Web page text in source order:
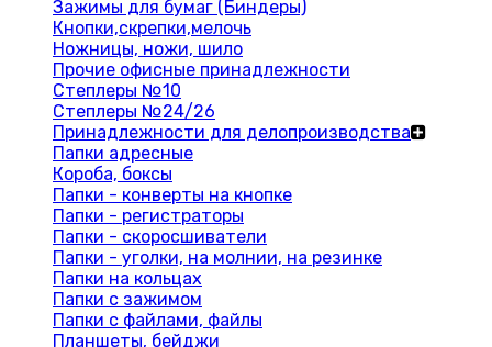
Зажимы для бумаг (Биндеры)
Кнопки,скрепки,мелочь
Ножницы, ножи, шило
Прочие офисные принадлежности
Степлеры №10
Степлеры №24/26
Принадлежности для делопроизводства
Папки адресные
Короба, боксы
Папки - конверты на кнопке
Папки - регистраторы
Папки - скоросшиватели
Папки - уголки, на молнии, на резинке
Папки на кольцах
Папки с зажимом
Папки с файлами, файлы
Планшеты, бейджи